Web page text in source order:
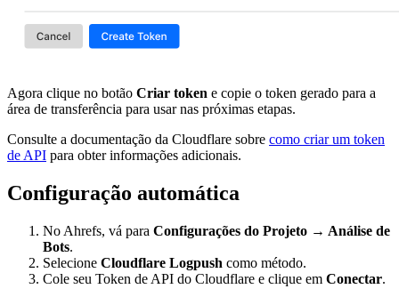
Agora clique no botão Criar token e copie o token gerado para a
área de transferência para usar nas próximas etapas.
Consulte a documentação da Cloudflare sobre como criar um token
de API para obter informações adicionais.
Configuração automática
No Ahrefs, vá para Configurações do Projeto → Análise de
Bots.
Selecione Cloudflare Logpush como método.
Cole seu Token de API do Cloudflare e clique em Conectar.